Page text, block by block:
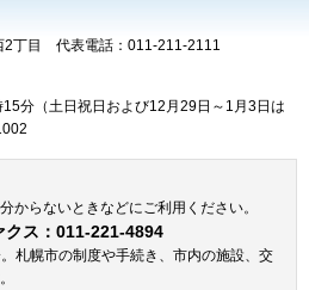
2丁目 代表電話：011-211-2111
分（土日祝日および12月29日～1月3日は
からないときなどにご利用ください。
クス：011-221-4894
札幌市の制度や手続き、市内の施設、交